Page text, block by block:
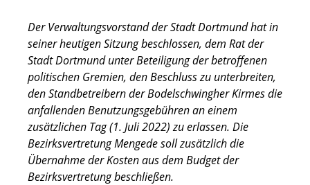
Der Verwaltungsvorstand der Stadt Dortmund hat in
seiner heutigen Sitzung beschlossen, dem Rat der
Stadt Dortmund unter Beteiligung der betroffenen
politischen Gremien, den Beschluss zu unterbreiten,
den Standbetreibern der Bodelschwingher Kirmes die
anfallenden Benutzungsgebühren an einem
zusätzlichen Tag (1. Juli 2022) zu erlassen. Die
Bezirksvertretung Mengede soll zusätzlich die
Übernahme der Kosten aus dem Budget der
Bezirksvertretung beschließen.